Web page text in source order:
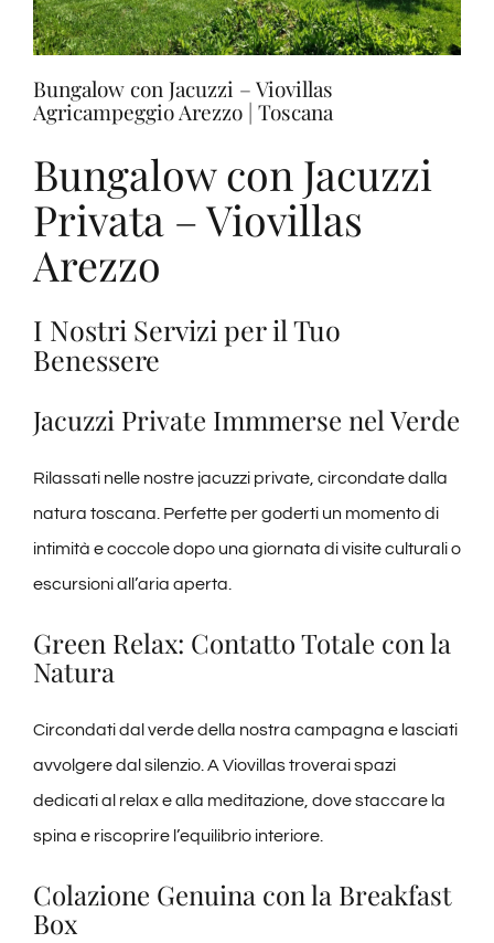
Bungalow con Jacuzzi – Viovillas
Agricampeggio Arezzo | Toscana
Bungalow con Jacuzzi
Privata – Viovillas
Arezzo
I Nostri Servizi per il Tuo
Benessere
Jacuzzi Private Immmerse nel Verde
Rilassati nelle nostre jacuzzi private, circondate dalla
natura toscana. Perfette per goderti un momento di
intimità e coccole dopo una giornata di visite culturali o
escursioni all’aria aperta.
Green Relax: Contatto Totale con la
Natura
Circondati dal verde della nostra campagna e lasciati
avvolgere dal silenzio. A Viovillas troverai spazi
dedicati al relax e alla meditazione, dove staccare la
spina e riscoprire l’equilibrio interiore.
Colazione Genuina con la Breakfast
Box